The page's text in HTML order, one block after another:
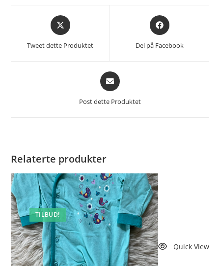
Åpnes
i
Tweet dette Produktet
Åpnes
i
et
Del på Facebook
Åpnes
i
Post dette Produktet
Relaterte produkter
TILBUD!
Quick View